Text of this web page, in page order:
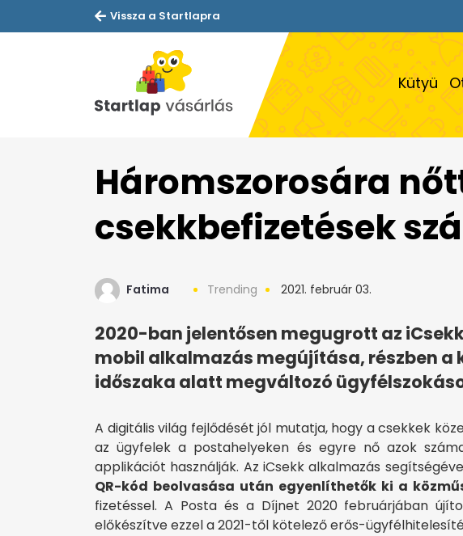
Vissza a Startlapra
Kütyü
Háromszorosára
csekkbefizetések
Fatima Trending 2021. február 03.
2020-ban jelentősen megugrott az
mobil alkalmazás megújítása, részben
időszaka alatt megváltozó
A digitális világ fejlődését jól mutatja, hogy a csekkek
az ügyfelek a postahelyeken és egyre nő azok
applikációt használják. Az iCsekk alkalmazás
QR-kód beolvasása után egyenlíthetők ki a
fizetéssel. A Posta és a Díjnet 2020 februárjában
előkészítve ezzel a 2021-től kötelező erős-